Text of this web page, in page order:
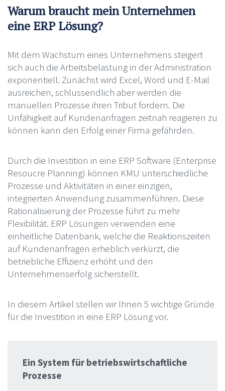
Warum braucht mein Unternehmen
eine ERP Lösung?
Mit dem Wachstum eines Unternehmens steigert
sich auch die Arbeitsbelastung in der Administration
exponentiell. Zunächst wird Excel, Word und E-Mail
ausreichen, schlussendlich aber werden die
manuellen Prozesse ihren Tribut fordern. Die
Unfähigkeit auf Kundenanfragen zeitnah reagieren zu
können kann den Erfolg einer Firma gefährden.
Durch die Investition in eine ERP Software (Enterprise
Resoucre Planning) können KMU unterschiedliche
Prozesse und Aktivitäten in einer einzigen,
integrierten Anwendung zusammenführen. Diese
Rationalisierung der Prozesse führt zu mehr
Flexibilität. ERP Lösungen verwenden eine
einheitliche Datenbank, welche die Reaktionszeiten
auf Kundenanfragen erheblich verkürzt, die
betriebliche Effizienz erhöht und den
Unternehmenserfolg sicherstellt.
In diesem Artikel stellen wir Ihnen 5 wichtige Gründe
für die Investition in eine ERP Lösung vor.
Ein System für betriebswirtschaftliche
Prozesse